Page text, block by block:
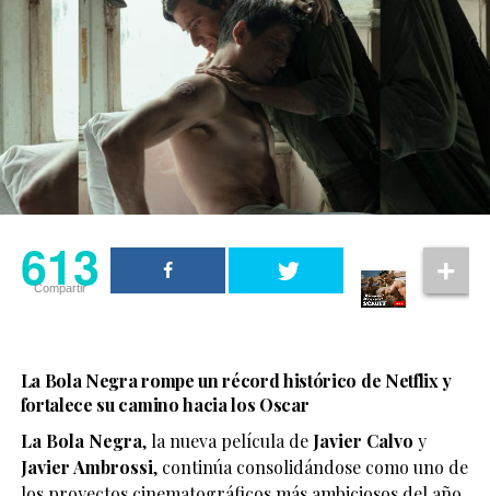
613
Compartir
La Bola Negra rompe un récord histórico de Netflix y
fortalece su camino hacia los Oscar
La Bola Negra, la nueva película de Javier Calvo y
Javier Ambrossi, continúa consolidándose como uno de